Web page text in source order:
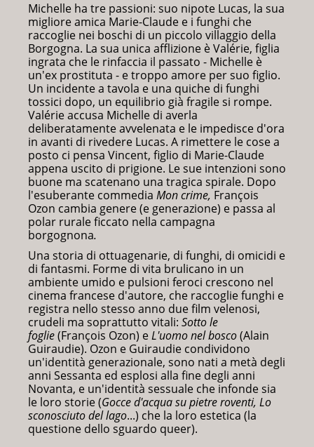
Michelle ha tre passioni: suo nipote Lucas, la sua
migliore amica Marie-Claude e i funghi che
raccoglie nei boschi di un piccolo villaggio della
Borgogna. La sua unica afflizione è Valérie, figlia
ingrata che le rinfaccia il passato - Michelle è
un'ex prostituta - e troppo amore per suo figlio.
Un incidente a tavola e una quiche di funghi
tossici dopo, un equilibrio già fragile si rompe.
Valérie accusa Michelle di averla
deliberatamente avvelenata e le impedisce d'ora
in avanti di rivedere Lucas. A rimettere le cose a
posto ci pensa Vincent, figlio di Marie-Claude
appena uscito di prigione. Le sue intenzioni sono
buone ma scatenano una tragica spirale. Dopo
l'esuberante commedia Mon crime, François
Ozon cambia genere (e generazione) e passa al
polar rurale ficcato nella campagna
borgognona.
Una storia di ottuagenarie, di funghi, di omicidi e
di fantasmi. Forme di vita brulicano in un
ambiente umido e pulsioni feroci crescono nel
cinema francese d'autore, che raccoglie funghi e
registra nello stesso anno due film velenosi,
crudeli ma soprattutto vitali: Sotto le
foglie(François Ozon) eL'uomo nel bosco(Alain
Guiraudie). Ozon e Guiraudie condividono
un'identità generazionale, sono nati a metà degli
anni Sessanta ed esplosi alla fine degli anni
Novanta, e un'identità sessuale che infonde sia
le loro storie (Gocce d'acqua su pietre roventi, Lo
sconosciuto del lago...) che la loro estetica (la
questione dello sguardo queer).